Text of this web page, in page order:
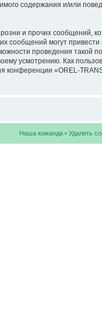
содержания и/или
и прочих сообщений,
сообщений могут
проведения такой
усмотрению. Как
«OREL-
Наша команда • Удалить